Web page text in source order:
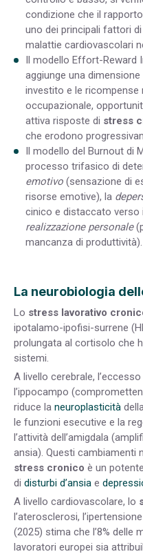
condizione che il
uno dei principali fattori
malattie cardiovascolari
Il modello Effort-Reward
aggiunge una
investito e le ricompense
occupazionale,
attiva risposte di stress
che erodono
Il modello del Burnout di
processo trifasico di
emotivo (sensazione di
risorse emotive), la
cinico e distaccato verso
realizzazione personale
mancanza di produttività).
La neurobiologia
Lo stress lavorativo
ipotalamo-ipofisi-surrene
prolungata al cortisolo che
sistemi.
A livello cerebrale,
l’ippocampo
riduce la neuroplasticità
le funzioni esecutive e la
l’attività dell’amigdala
ansia). Questi cambiamenti
stress cronico è un
di disturbi d’ansia e
A livello cardiovascolare, lo
l’aterosclerosi,
(2025) stima che l’8% delle
lavoratori europei sia